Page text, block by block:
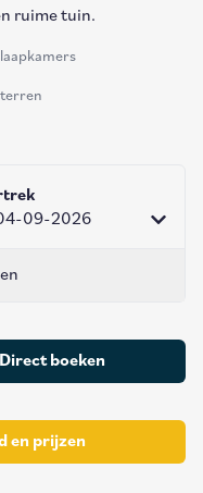
ruime tuin.
09-2026
Direct boeken
en prijzen